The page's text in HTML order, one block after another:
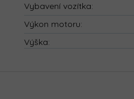
Vybavení vozítka:
Výkon motoru:
Výška: